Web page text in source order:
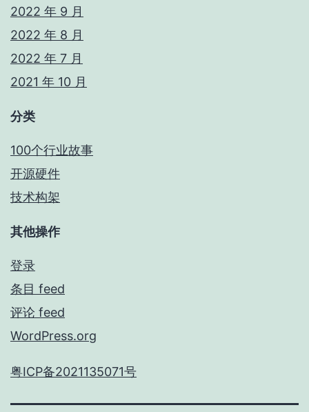
2022 年 9 月
2022 年 8 月
2022 年 7 月
2021 年 10 月
分类
100个行业故事
开源硬件
技术构架
其他操作
登录
条目 feed
评论 feed
WordPress.org
粤ICP备2021135071号